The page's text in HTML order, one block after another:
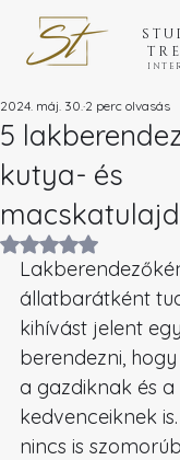
5
kutya- és
2024. máj. 30. 2 perc olvasás
NaN csillagot
állatbarátként
kihívást jelent
berendezni,
a gazdiknak és a
kedvenceiknek
nincs is